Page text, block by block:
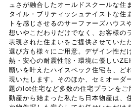
ュさが融合したオールドスクールな住
タイル・ブリティッシュテイストな住
トを感じさせるのサーファーズハウス
想いやこだわりだけでなく、お客様の
表現された住まいをご提供させていた
選び方も様々にご用意。デザイン性だ
熱・安心の耐震性能・環境に優しい
願いを叶えたハイスペック住宅も、ど
現いたします。そのほか、セミオーダ
題のIot住宅など多数の住宅プランをご
動産から始まった私たち日本物産は、